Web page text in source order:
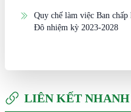
Quy chế làm việc Ban
Đô nhiệm kỳ 2023-2028
LIÊN KẾT NHANH